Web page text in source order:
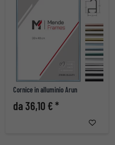
Cornice in alluminio Arun
da 36,10 € *